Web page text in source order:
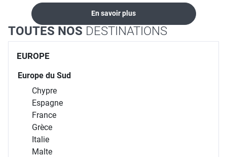
En savoir plus
TOUTES NOS DESTINATIONS
EUROPE
Europe du Sud
Chypre
Espagne
France
Grèce
Italie
Malte